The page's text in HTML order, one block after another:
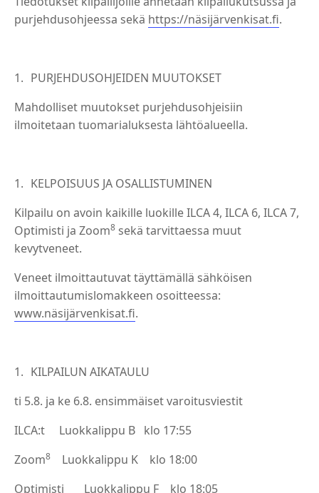
purjehdusohjeessa sekä https://näsijärvenkisat.fi.
PURJEHDUSOHJEIDEN MUUTOKSET
Mahdolliset muutokset purjehdusohjeisiin
ilmoitetaan tuomarialuksesta lähtöalueella.
KELPOISUUS JA OSALLISTUMINEN
Kilpailu on avoin kaikille luokille ILCA 4, ILCA 6, ILCA 7,
Optimisti ja Zoom8 sekä tarvittaessa muut
kevytveneet.
Veneet ilmoittautuvat täyttämällä sähköisen
ilmoittautumislomakkeen osoitteessa:
www.näsijärvenkisat.fi.
KILPAILUN AIKATAULU
ti 5.8. ja ke 6.8. ensimmäiset varoitusviestit
ILCA:t
Luokkalippu B klo 17:55
Zoom8
Luokkalippu K klo 18:00
Optimisti Luokkalippu F klo 18:05